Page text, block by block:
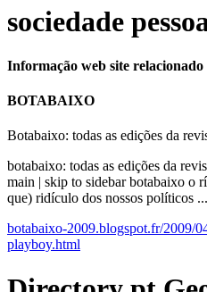
sociedade
Informação web site relacionado
BOTABAIXO
Botabaixo: todas as edições da
botabaixo: todas as edições da
main | skip to sidebar botabaixo o
que) ridículo dos nossos políticos
botabaixo-2009.blogspot.fr/2009/
playboy.html